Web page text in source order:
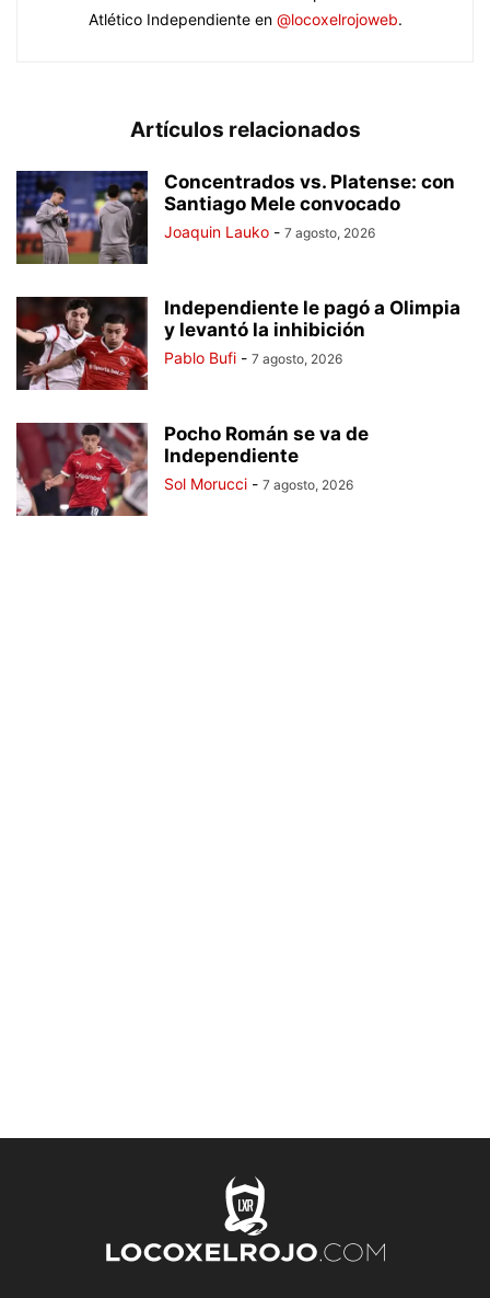
Atlético Independiente en @locoxelrojoweb.
Artículos relacionados
Concentrados vs. Platense: con
Santiago Mele convocado
Joaquin Lauko - 7 agosto, 2026
Independiente le pagó a Olimpia
y levantó la inhibición
Pablo Bufi - 7 agosto, 2026
Pocho Román se va de
Independiente
Sol Morucci - 7 agosto, 2026